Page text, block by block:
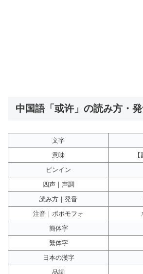
中国語「或许」の読み方・
文字
意味
ピンイン
四声｜声調
読み方｜発音
注音｜ボポモフォ
簡体字
繁体字
日本の漢字
品詞